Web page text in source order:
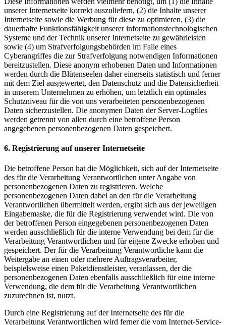
unserer Internetseite korrekt auszuliefern, (2) die Inhalte unserer
Internetseite sowie die Werbung für diese zu optimieren, (3) die
dauerhafte Funktionsfähigkeit unserer informationstechnologischen
Systeme und der Technik unserer Internetseite zu gewährleisten
sowie (4) um Strafverfolgungsbehörden im Falle eines
Cyberangriffes die zur Strafverfolgung notwendigen Informationen
bereitzustellen. Diese anonym erhobenen Daten und Informationen
werden durch die Blütenseelen daher einerseits statistisch und ferner
mit dem Ziel ausgewertet, den Datenschutz und die Datensicherheit
in unserem Unternehmen zu erhöhen, um letztlich ein optimales
Schutzniveau für die von uns verarbeiteten personenbezogenen
Daten sicherzustellen. Die anonymen Daten der Server-Logfiles
werden getrennt von allen durch eine betroffene Person
angegebenen personenbezogenen Daten gespeichert.
6. Registrierung auf unserer Internetseite
Die betroffene Person hat die Möglichkeit, sich auf der Internetseite
des für die Verarbeitung Verantwortlichen unter Angabe von
personenbezogenen Daten zu registrieren. Welche
personenbezogenen Daten dabei an den für die Verarbeitung
Verantwortlichen übermittelt werden, ergibt sich aus der jeweiligen
Eingabemaske, die für die Registrierung verwendet wird. Die von
der betroffenen Person eingegebenen personenbezogenen Daten
werden ausschließlich für die interne Verwendung bei dem für die
Verarbeitung Verantwortlichen und für eigene Zwecke erhoben und
gespeichert. Der für die Verarbeitung Verantwortliche kann die
Weitergabe an einen oder mehrere Auftragsverarbeiter,
beispielsweise einen Paketdienstleister, veranlassen, der die
personenbezogenen Daten ebenfalls ausschließlich für eine interne
Verwendung, die dem für die Verarbeitung Verantwortlichen
zuzurechnen ist, nutzt.
Durch eine Registrierung auf der Internetseite des für die
Verarbeitung Verantwortlichen wird ferner die vom Internet-Service-